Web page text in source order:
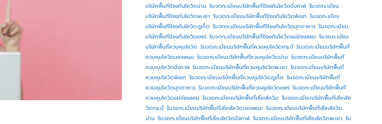
บริษัทพื้นทีป้องกันโควิดน่าน รับจดทะเบียนบริษัทพื้นทีป้องกันโควิดบึงกาฬ รับจดทะเบียน
บริษัทพื้นทีป้องกันโควิดพะเยา รับจดทะเบียนบริษัทพื้นทีป้องกันโควิดพังงา รับจดทะเบียน
บริษัทพื้นทีป้องกันโควิดภูเก็ต รับจดทะเบียนบริษัทพื้นทีป้องกันโควิดมุกดาหาร รับจดทะเบียน
บริษัทพื้นทีป้องกันโควิดแพร่ รับจดทะเบียนบริษัทพื้นทีป้องกันโควิดแม่ฮ่องสอน รับจดทะเบียน
บริษัทพื้นที่ควบคุมโควิด รับจดทะเบียนบริษัทพื้นที่ควบคุมโควิดกระบี่ รับจดทะเบียนบริษัทพื้นที่
ควบคุมโควิดนครพนม รับจดทะเบียนบริษัทพื้นที่ควบคุมโควิดน่าน รับจดทะเบียนบริษัทพื้นที่
ควบคุมโควิดบึงกาฬ รับจดทะเบียนบริษัทพื้นที่ควบคุมโควิดพะเยา รับจดทะเบียนบริษัทพื้นที่
ควบคุมโควิดพังงา รับจดทะเบียนบริษัทพื้นที่ควบคุมโควิดภูเก็ต รับจดทะเบียนบริษัทพื้นที่
ควบคุมโควิดมุกดาหาร รับจดทะเบียนบริษัทพื้นที่ควบคุมโควิดแพร่ รับจดทะเบียนบริษัทพื้นที่
ควบคุมโควิดแม่ฮ่องสอน รับจดทะเบียนบริษัทพื้นที่เสี่ยงโควิด รับจดทะเบียนบริษัทพื้นที่เสี่ยงโค
วิดกระบี่ รับจดทะเบียนบริษัทพื้นที่เสี่ยงโควิดนครพนม รับจดทะเบียนบริษัทพื้นที่เสี่ยงโควิด
น่าน รับจดทะเบียนบริษัทพื้นที่เสี่ยงโควิดบึงกาฬ รับจดทะเบียนบริษัทพื้นที่เสี่ยงโควิดพะเยา รับ